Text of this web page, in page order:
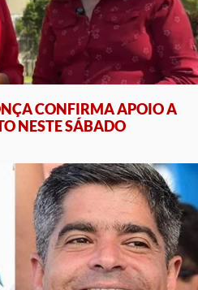
CONFIRMA APOIO A
NESTE SÁBADO